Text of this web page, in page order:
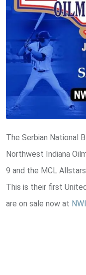
The Serbian National
Northwest Indiana
9 and the MCL
This is their first
are on sale now at